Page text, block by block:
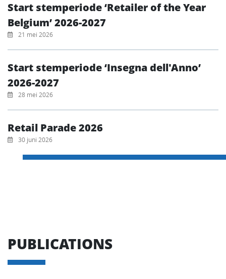
Start stemperiode ‘Retailer of the Year
Belgium’ 2026-2027
21 mei 2026
Start stemperiode ‘Insegna dell'Anno’
2026-2027
28 mei 2026
Retail Parade 2026
30 juni 2026
PUBLICATIONS